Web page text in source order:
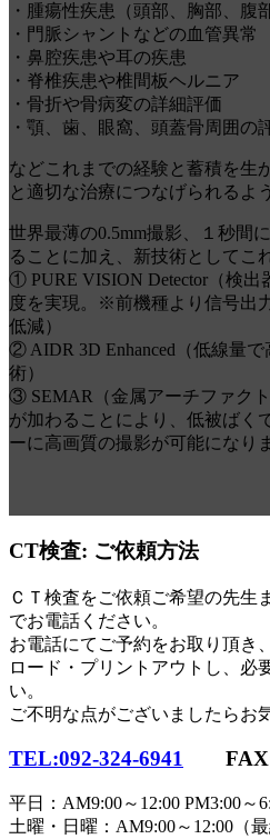
・腫瘍性疾患（頭部、胸部、腹
・門脈シャントなどの血管異常
・鼻腔疾患や耳の疾患
・脊椎疾患や椎間板ヘルニア
・骨折や骨病変の詳細評価
・顎、歯、眼窩、頭蓋骨周囲の
などこれまでの経験と蓄積を生
と適切な治療につなげられるよ
世界最薄の0.5mm撮影、１秒間
ることに加え、新技術としてこ
① PURE VISION Detector（検出
度を実現。※前機種より信号出
低減）
② AIDR 3D Enhanced（低線量
術）
③ SEMAR（金属アーチファクト
が加わることにより、低被ばく
ーに高画質の撮影が可能になり
CT検査: ご依頼方法
ＣＴ検査をご依頼ご希望の先生
でお電話ください。
お電話にてご予約をお取り頂き
ロード・プリントアウトし、必
い。
ご不明な点がございましたらお
TEL:092-324-6941
平日：AM9:00～12:00 PM3:00～
土曜・日曜：AM9:00～12:00（最